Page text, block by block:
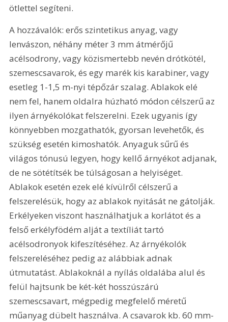
ötlettel segíteni.
A hozzávalók: erős szintetikus anyag, vagy
lenvászon, néhány méter 3 mm átmérőjű
acélsodrony, vagy közismertebb nevén drótkötél,
szemescsavarok, és egy marék kis karabiner, vagy
esetleg 1-1,5 m-nyi tépőzár szalag. Ablakok elé
nem fel, hanem oldalra húzható módon célszerű az
ilyen árnyékolókat felszerelni. Ezek ugyanis így
könnyebben mozgathatók, gyorsan levehetők, és
szükség esetén kimoshatók. Anyaguk sűrű és
világos tónusú legyen, hogy kellő árnyékot adjanak,
de ne sötétítsék be túlságosan a helyiséget.
Ablakok esetén ezek elé kívülről célszerű a
felszerelésük, hogy az ablakok nyitását ne gátolják.
Erkélyeken viszont használhatjuk a korlátot és a
felső erkélyfödém alját a textíliát tartó
acélsodronyok kifeszítéséhez. Az árnyékolók
felszereléséhez pedig az alábbiak adnak
útmutatást. Ablakoknál a nyílás oldalába alul és
felül hajtsunk be két-két hosszúszárú
szemescsavart, mégpedig megfelelő méretű
műanyag dübelt használva. A csavarok kb. 60 mm-